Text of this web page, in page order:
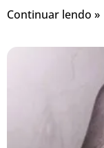
Continuar lendo »